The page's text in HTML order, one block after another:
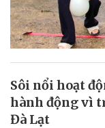
Sôi nổi hoạt
hành động vì
Đà Lạt